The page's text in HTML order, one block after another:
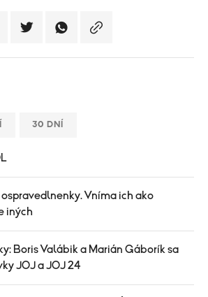
30 DNÍ
Vníma ich ako
iných
Boris Valábik a Marián Gáborík sa
JOJ a JOJ 24